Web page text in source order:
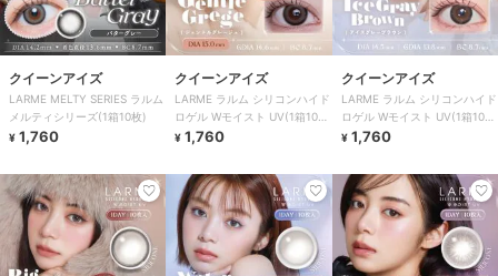
クイーンアイズ
LARME MELTY SERIES ラルム
メルティシリーズ(1箱10枚)
¥ 1,760
クイーンアイズ
LARME ラルム シリコンハイド
ロゲル Wモイスト UV(1箱10
枚)
¥ 1,760
クイーンアイズ
LARME ラルム シリコンハイド
ロゲル Wモイスト UV(1箱10
枚)
¥ 1,760